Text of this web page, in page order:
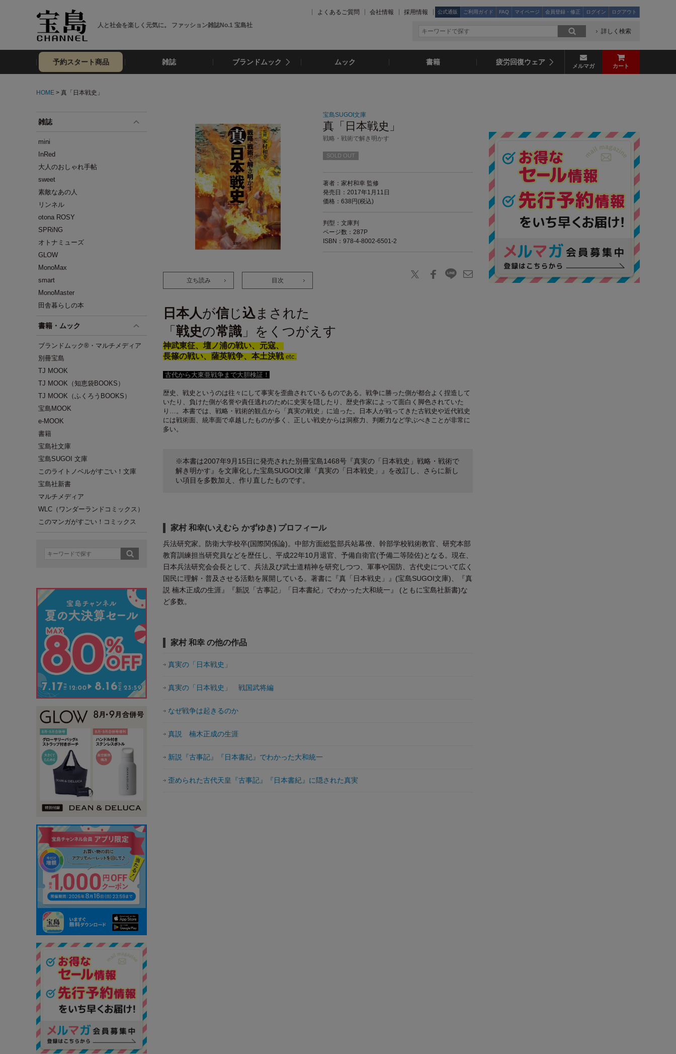
人と社会を楽しく元気に。 ファッション雑誌No.1 宝島社
よくあるご質問 会社情報 採用情報 公式通販 ご利用ガイド FAQ マイページ 会員登録・修正 ログイン ログアウト
詳しく検索
予約スタート商品 雑誌 ブランドムック ムック 書籍 疲労回復ウェア メルマガ カート
HOME > 真「日本戦史」
雑誌
mini
InRed
大人のおしゃれ手帖
sweet
素敵なあの人
リンネル
otona ROSY
SPRiNG
オトナミューズ
GLOW
MonoMax
smart
MonoMaster
田舎暮らしの本
書籍・ムック
ブランドムック®・マルチメディア
別冊宝島
TJ MOOK
TJ MOOK（知恵袋BOOKS）
TJ MOOK（ふくろうBOOKS）
宝島MOOK
e-MOOK
書籍
宝島社文庫
宝島SUGOI 文庫
このライトノベルがすごい！文庫
宝島社新書
マルチメディア
WLC（ワンダーランドコミックス）
このマンガがすごい！コミックス
立ち読み 目次
宝島SUGOI文庫
真「日本戦史」
戦略・戦術で解き明かす
SOLD OUT
著者：家村和幸 監修
発売日：2017年1月11日
価格：638円(税込)
判型：文庫判
ページ数：287P
ISBN：978-4-8002-6501-2
日本人が信じ込まされた
「 戦史の常識 」をくつがえす
神武東征、壇ノ浦の戦い、元寇、
長篠の戦い、薩英戦争、本土決戦 etc.
古代から大東亜戦争まで大胆検証！
歴史、戦史というのは往々にして事実を歪曲されているものである。戦争に勝った側が都合よく捏造して
いたり、負けた側が名誉や責任逃れのために史実を隠したり、歴史作家によって面白く脚色されていた
り…。本書では、戦略・戦術的観点から「真実の戦史」に迫った。日本人が戦ってきた古戦史や近代戦史
には戦術面、統率面で卓越したものが多く、正しい戦史からは洞察力、判断力など学ぶべきことが非常に
多い。
※本書は2007年9月15日に発売された別冊宝島1468号『真実の「日本戦史」戦略・戦術で
解き明かす』を文庫化した宝島SUGOI文庫『真実の「日本戦史」』を改訂し、さらに新し
い項目を多数加え、作り直したものです。
家村 和幸(いえむら かずゆき) プロフィール
兵法研究家。防衛大学校卒(国際関係論)。中部方面総監部兵站幕僚、幹部学校戦術教官、研究本部
教育訓練担当研究員などを歴任し、平成22年10月退官、予備自衛官(予備二等陸佐)となる。現在、
日本兵法研究会会長として、兵法及び武士道精神を研究しつつ、軍事や国防、古代史について広く
国民に理解・普及させる活動を展開している。著書に『真「日本戦史」』(宝島SUGOI文庫)、『真
説 楠木正成の生涯』『新説「古事記」「日本書紀」でわかった大和統一』 (ともに宝島社新書)な
ど多数。
家村 和幸 の他の作品
真実の「日本戦史」
真実の「日本戦史」 戦国武将編
なぜ戦争は起きるのか
真説 楠木正成の生涯
新説『古事記』『日本書紀』でわかった大和統一
歪められた古代天皇『古事記』『日本書紀』に隠された真実